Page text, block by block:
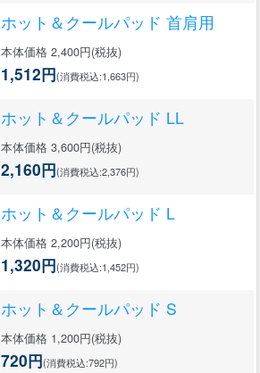
ホット＆クールパッド 首肩用
本体価格 2,400円(税抜)
1,512円(消費税込:1,663円)
ホット＆クールパッド LL
本体価格 3,600円(税抜)
2,160円(消費税込:2,376円)
ホット＆クールパッド L
本体価格 2,200円(税抜)
1,320円(消費税込:1,452円)
ホット＆クールパッド S
本体価格 1,200円(税抜)
720円(消費税込:792円)